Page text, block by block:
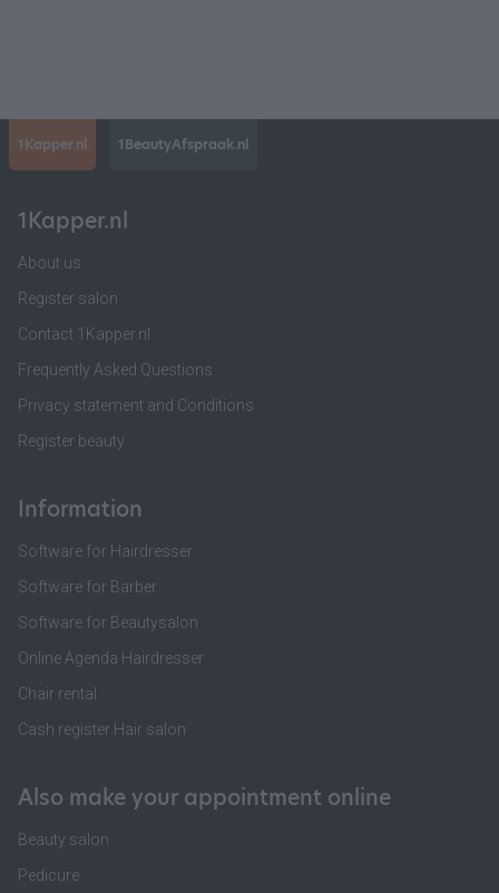
1Kapper.nl 1BeautyAfspraak.nl
1Kapper.nl
About us
Register salon
Contact 1Kapper.nl
Frequently Asked Questions
Privacy statement and Conditions
Register beauty
Information
Software for Hairdresser
Software for Barber
Software for Beautysalon
Online Agenda Hairdresser
Chair rental
Cash register Hair salon
Also make your appointment online
Beauty salon
Pedicure